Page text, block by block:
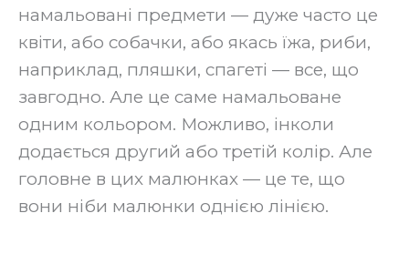
намальовані предмети — дуже часто це
квіти, або собачки, або якась їжа, риби,
наприклад, пляшки, спагеті — все, що
завгодно. Але це саме намальоване
одним кольором. Можливо, інколи
додається другий або третій колір. Але
головне в цих малюнках — це те, що
вони ніби малюнки однією лінією.